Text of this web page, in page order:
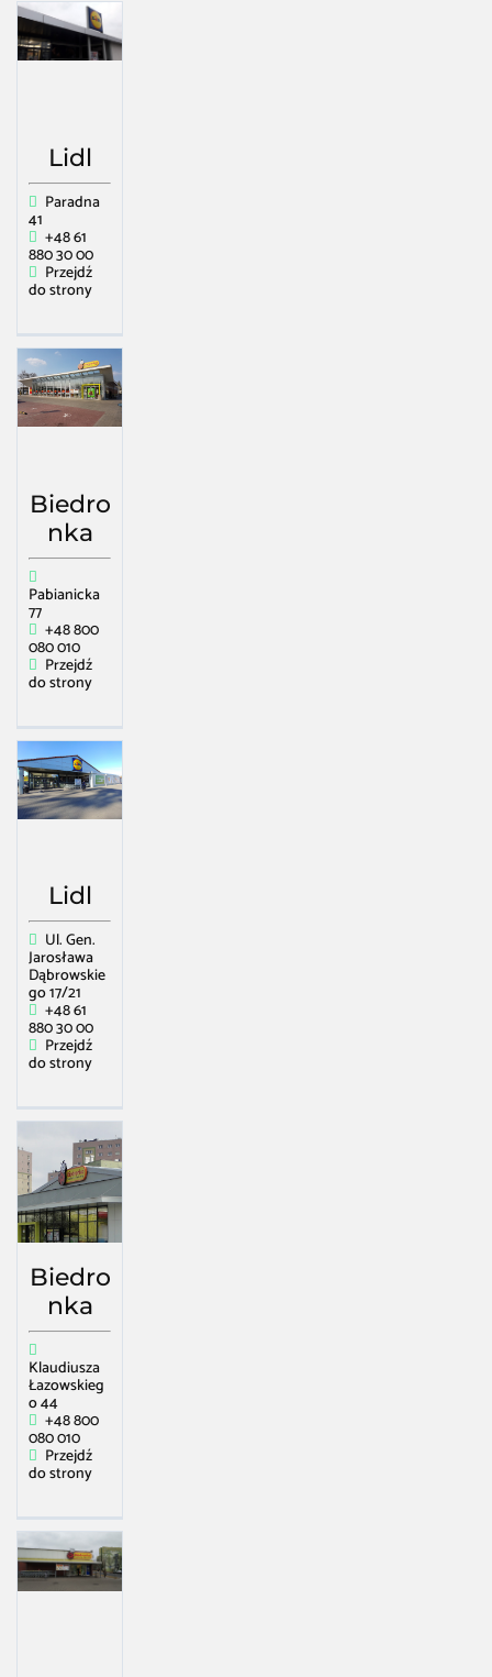
Lidl
Paradna
41
+48 61
880 30 00
Przejdź
do strony
Biedro
nka
Pabianicka
77
+48 800
080 010
Przejdź
do strony
Lidl
Ul. Gen.
Jarosława
Dąbrowskie
go 17/21
+48 61
880 30 00
Przejdź
do strony
Biedro
nka
Klaudiusza
Łazowskieg
o 44
+48 800
080 010
Przejdź
do strony